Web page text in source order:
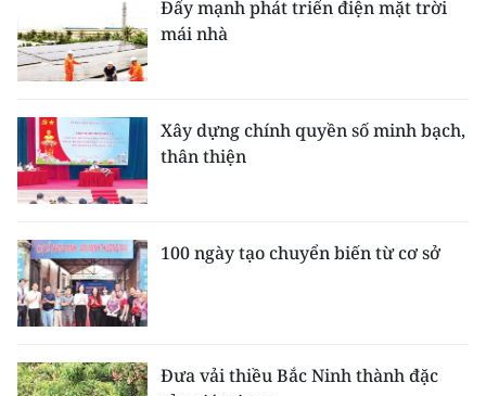
Đẩy mạnh phát triển điện mặt trời
mái nhà
Xây dựng chính quyền số minh bạch,
thân thiện
100 ngày tạo chuyển biến từ cơ sở
Đưa vải thiều Bắc Ninh thành đặc